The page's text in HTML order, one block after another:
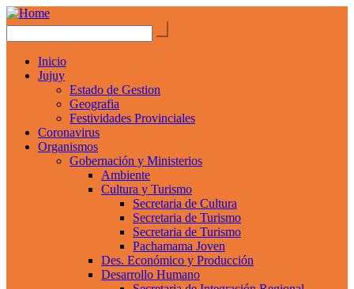
Inicio
Jujuy
Estado de Gestion
Geografia
Festividades Provinciales
Coronavirus
Organismos
Gobernación y Ministerios
Ambiente
Cultura y Turismo
Secretaria de Cultura
Secretaria de Turismo
Secretaria de Turismo
Pachamama Joven
Des. Económico y Producción
Desarrollo Humano